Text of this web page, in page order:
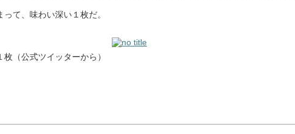
て、味わい深い１枚だ。
（公式ツイッターから）